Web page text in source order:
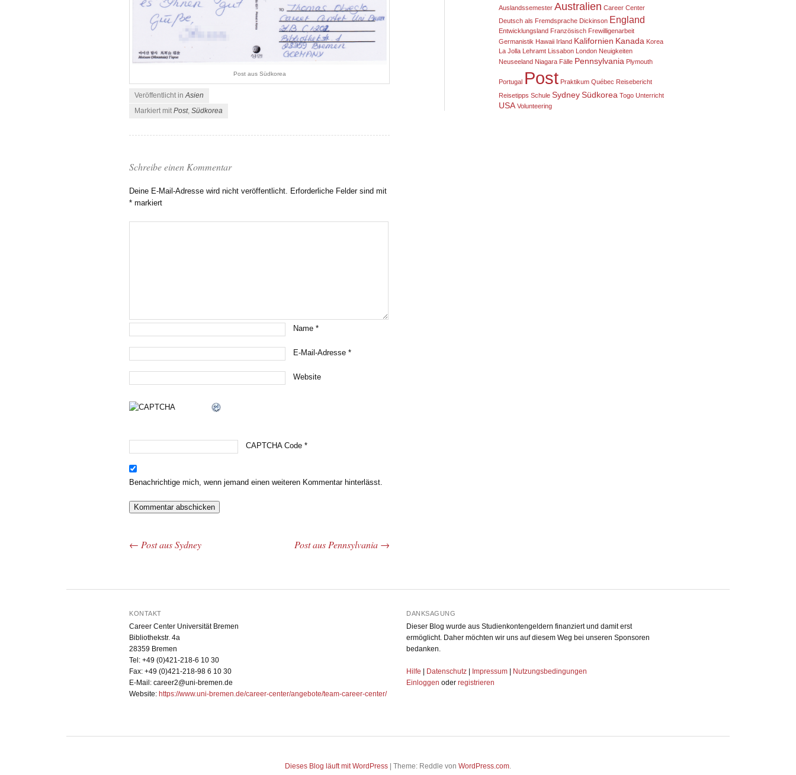
Post aus Südkorea
Veröffentlicht inAsien
Markiert mitPost, Südkorea
Schreibe einen Kommentar
Deine E-Mail-Adresse wird nicht veröffentlicht.
Erforderliche Felder sind mit
* markiert
Name *
E-Mail-Adresse *
Website
CAPTCHA Code *
Benachrichtige mich, wenn jemand einen weiteren Kommentar hinterlässt.
Beitrags-Navigation
← Post aus Sydney Post aus Pennsylvania →
Auslandssemester Australien Career Center
Deutsch als Fremdsprache Dickinson England
Entwicklungsland Französisch Frewilligenarbeit
Germanistik Hawaii Irland Kalifornien Kanada Korea
La Jolla Lehramt Lissabon London Neuigkeiten
Neuseeland Niagara Fälle Pennsylvania Plymouth
Portugal Post Praktikum Québec Reisebericht
Reisetipps Schule Sydney Südkorea Togo Unterricht
USA Volunteering
KONTAKT
Career Center Universität Bremen
Bibliothekstr. 4a
28359 Bremen
Tel: +49 (0)421-218-6 10 30
Fax: +49 (0)421-218-98 6 10 30
E-Mail: career2@uni-bremen.de
Website: https://www.uni-bremen.de/career-center/angebote/team-career-center/
DANKSAGUNG
Dieser Blog wurde aus Studienkontengeldern finanziert und damit erst
ermöglicht. Daher möchten wir uns auf diesem Weg bei unseren Sponsoren
bedanken.
Hilfe Datenschutz Impressum
Nutzungsbedingungen
Einloggen oder registrieren
Dieses Blog läuft mit WordPress Theme: Reddle von WordPress.com.